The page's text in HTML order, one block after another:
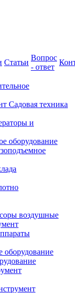
Статьи
Вопрос
- ответ
Садовая техника
и
оборудование
воздушные
оборудование